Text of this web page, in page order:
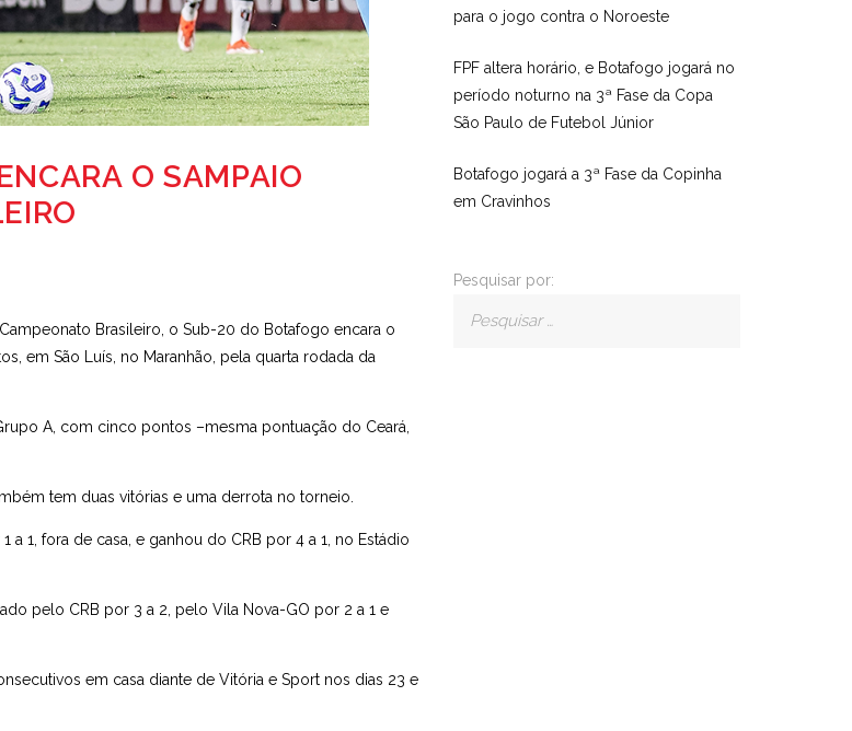
O SAMPAIO
Brasileiro, o Sub-20 do Botafogo encara o
em São Luís, no Maranhão, pela quarta rodada da
A, com cinco pontos –mesma pontuação do Ceará,
tem duas vitórias e uma derrota no torneio.
1, fora de casa, e ganhou do CRB por 4 a 1, no Estádio
pelo CRB por 3 a 2, pelo Vila Nova-GO por 2 a 1 e
em casa diante de Vitória e Sport nos dias 23 e
para o jogo contra o Noroeste
FPF altera horário, e Botafogo jogará no
período noturno na 3ª Fase da Copa
São Paulo de Futebol Júnior
Botafogo jogará a 3ª Fase da Copinha
em Cravinhos
Pesquisar por: